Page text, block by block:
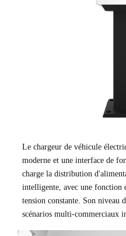
Le chargeur de véhicule
moderne et une interface de
charge la distribution
intelligente, avec une fonction
tension constante. Son niveau
scénarios multi-commerciaux